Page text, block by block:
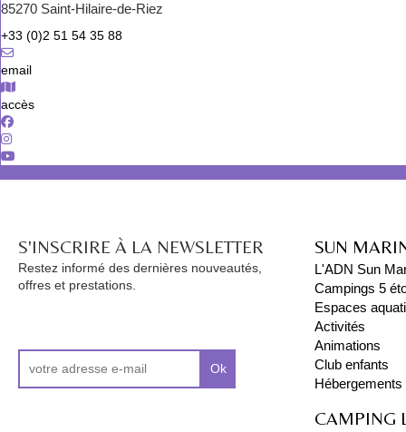
85270 Saint-Hilaire-de-Riez
+33 (0)2 51 54 35 88
email
accès
S'INSCRIRE À LA NEWSLETTER
Restez informé des dernières nouveautés,
offres et prestations.
Ok
SUN
L'ADN Sun
Campings 5
Espaces
Activités
Animations
Club enfants
Hébergements
CAMPING